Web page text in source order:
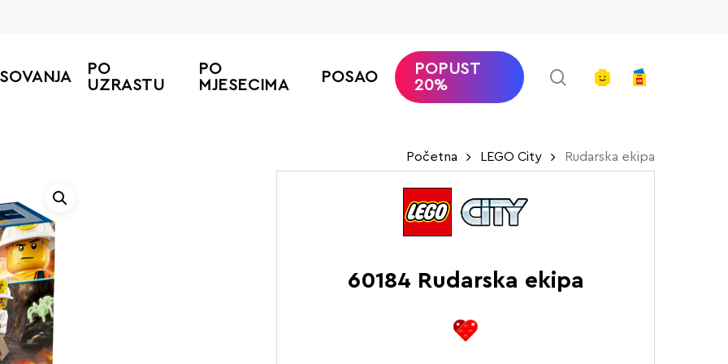
PO
UZRASTU
PO
MJESECIMA
POSAO
POPUST
20%
searchaccount
Početna LEGO City Rudarska ekipa
60184 Rudarska ekipa